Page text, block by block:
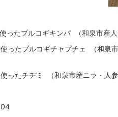
ったプルコギキンパ （和泉市
ったプルコギチャプチェ （和泉
ったチヂミ （和泉市産ニラ・